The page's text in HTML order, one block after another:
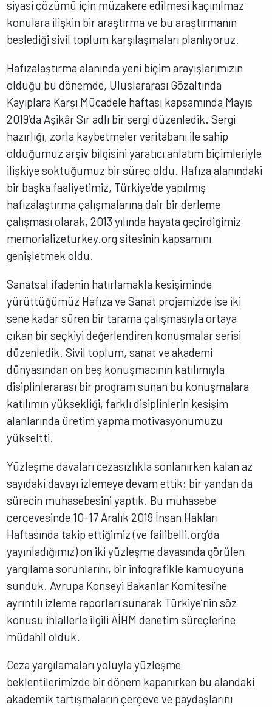
siyasi çözümü için müzakere edilmesi kaçınılmaz
konulara ilişkin bir araştırma ve bu araştırmanın
beslediği sivil toplum karşılaşmaları planlıyoruz.
Hafızalaştırma alanında yeni biçim arayışlarımızın
olduğu bu dönemde, Uluslararası Gözaltında
Kayıplara Karşı Mücadele haftası kapsamında Mayıs
2019’da Aşikâr Sır adlı bir sergi düzenledik. Sergi
hazırlığı, zorla kaybetmeler veritabanı ile sahip
olduğumuz arşiv bilgisini yaratıcı anlatım biçimleriyle
ilişkiye soktuğumuz bir süreç oldu. Hafıza alanındaki
bir başka faaliyetimiz, Türkiye’de yapılmış
hafızalaştırma çalışmalarına dair bir derleme
çalışması olarak, 2013 yılında hayata geçirdiğimiz
memorializeturkey.org sitesinin kapsamını
genişletmek oldu.
Sanatsal ifadenin hatırlamakla kesişiminde
yürüttüğümüz Hafıza ve Sanat projemizde ise iki
sene kadar süren bir tarama çalışmasıyla ortaya
çıkan bir seçkiyi değerlendiren konuşmalar serisi
düzenledik. Sivil toplum, sanat ve akademi
dünyasından on beş konuşmacının katılımıyla
disiplinlerarası bir program sunan bu konuşmalara
katılımın yüksekliği, farklı disiplinlerin kesişim
alanlarında üretim yapma motivasyonumuzu
yükseltti.
Yüzleşme davaları cezasızlıkla sonlanırken kalan az
sayıdaki davayı izlemeye devam ettik; bir yandan da
sürecin muhasebesini yaptık. Bu muhasebe
çerçevesinde 10-17 Aralık 2019 İnsan Hakları
Haftasında takip ettiğimiz (ve failibelli.org’da
yayınladığımız) on iki yüzleşme davasında görülen
yargılama sorunlarını, bir infografikle kamuoyuna
sunduk. Avrupa Konseyi Bakanlar Komitesi’ne
ayrıntılı izleme raporları sunarak Türkiye’nin söz
konusu ihlallerle ilgili AİHM denetim süreçlerine
müdahil olduk.
Ceza yargılamaları yoluyla yüzleşme
beklentilerimizde bir dönem kapanırken bu alandaki
akademik tartışmaların çerçeve ve paydaşlarını